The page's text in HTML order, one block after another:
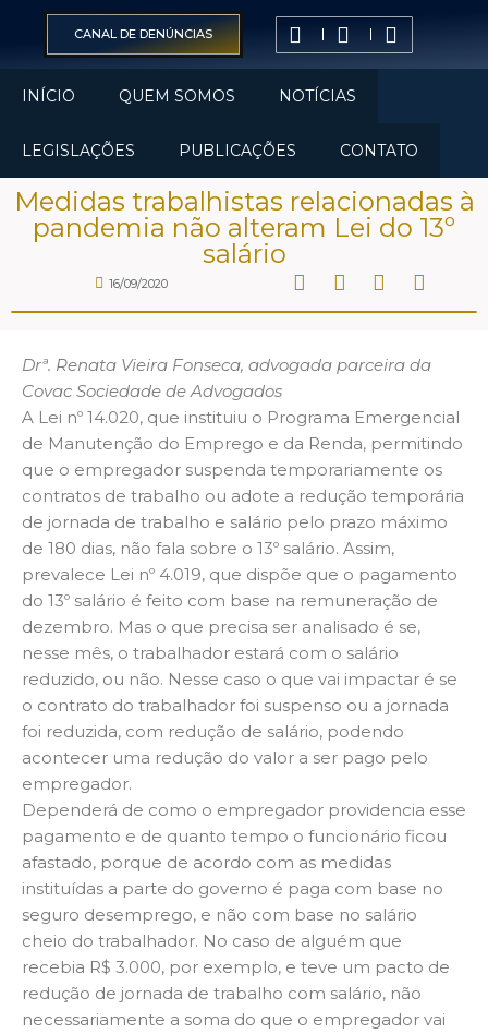
CANAL DE DENÚNCIAS
INÍCIO QUEM SOMOS NOTÍCIAS
LEGISLAÇÕES PUBLICAÇÕES CONTATO
Medidas trabalhistas relacionadas à
pandemia não alteram Lei do 13º
salário
16/09/2020
Drª. Renata Vieira Fonseca, advogada parceira da
Covac Sociedade de Advogados
A Lei nº 14.020, que instituiu o Programa Emergencial
de Manutenção do Emprego e da Renda, permitindo
que o empregador suspenda temporariamente os
contratos de trabalho ou adote a redução temporária
de jornada de trabalho e salário pelo prazo máximo
de 180 dias, não fala sobre o 13º salário. Assim,
prevalece Lei nº 4.019, que dispõe que o pagamento
do 13º salário é feito com base na remuneração de
dezembro. Mas o que precisa ser analisado é se,
nesse mês, o trabalhador estará com o salário
reduzido, ou não. Nesse caso o que vai impactar é se
o contrato do trabalhador foi suspenso ou a jornada
foi reduzida, com redução de salário, podendo
acontecer uma redução do valor a ser pago pelo
empregador.
Dependerá de como o empregador providencia esse
pagamento e de quanto tempo o funcionário ficou
afastado, porque de acordo com as medidas
instituídas a parte do governo é paga com base no
seguro desemprego, e não com base no salário
cheio do trabalhador. No caso de alguém que
recebia R$ 3.000, por exemplo, e teve um pacto de
redução de jornada de trabalho com salário, não
necessariamente a soma do que o empregador vai